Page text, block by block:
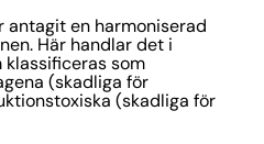
antagit en harmoniserad
Här handlar det i
klassificeras som
(skadliga för
(skadliga för